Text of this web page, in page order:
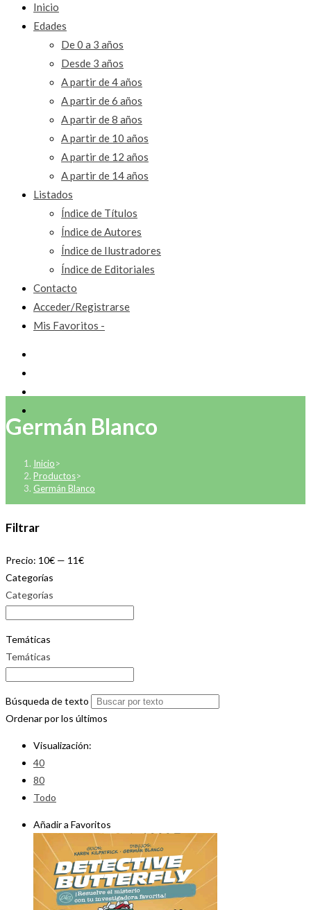
Inicio
Edades
De 0 a 3 años
Desde 3 años
A partir de 4 años
A partir de 6 años
A partir de 8 años
A partir de 10 años
A partir de 12 años
A partir de 14 años
Listados
Índice de Títulos
Índice de Autores
Índice de Ilustradores
Índice de Editoriales
Contacto
Acceder/Registrarse
Mis Favoritos -
Germán Blanco
Inicio>
Productos>
Germán Blanco
Filtrar
Precio: 10€ — 11€
Categorías
Categorías
Temáticas
Temáticas
Búsqueda de texto
Ordenar por los últimos
Visualización:
40
80
Todo
Añadir a Favoritos